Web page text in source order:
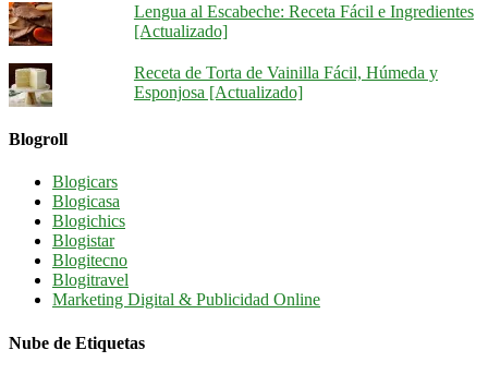
Lengua al Escabeche: Receta Fácil e Ingredientes
[Actualizado]
Receta de Torta de Vainilla Fácil, Húmeda y
Esponjosa [Actualizado]
Blogroll
Blogicars
Blogicasa
Blogichics
Blogistar
Blogitecno
Blogitravel
Marketing Digital & Publicidad Online
Nube de Etiquetas